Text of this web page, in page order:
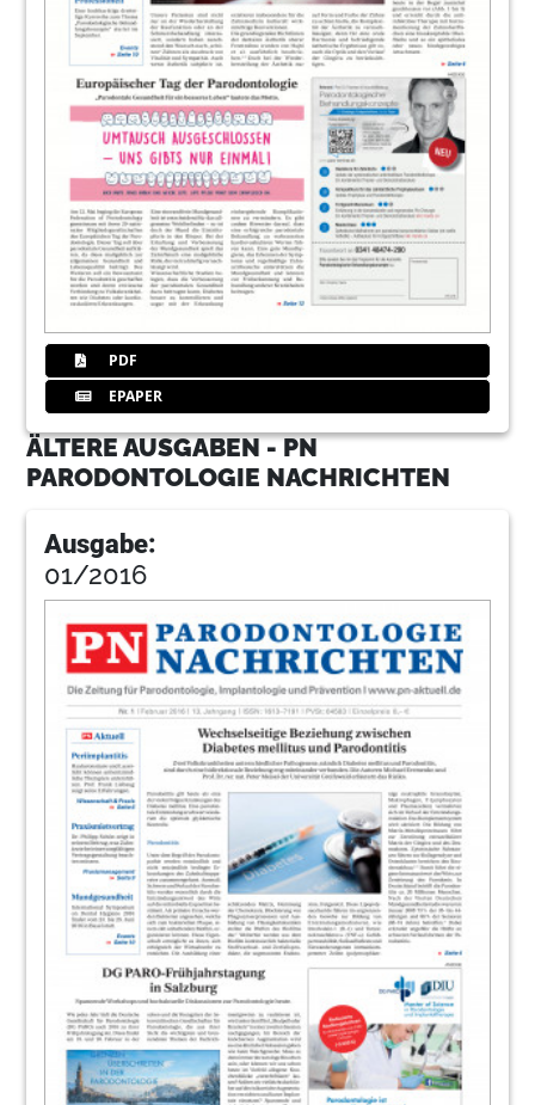
PDF
EPAPER
ÄLTERE AUSGABEN - PN
PARODONTOLOGIE NACHRICHTEN
Ausgabe:
01/2016